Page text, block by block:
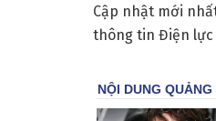
Cập nhật mới
thông tin Điện lực